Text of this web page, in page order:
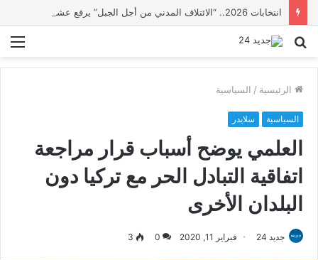
بحث
الرئيسية / السياسية
السياسية سلايدر
العلمي يوضح أسباب قرار مراجعة
اتفاقية التبادل الحر مع تركيا دون
البلدان الأخرى
جديد 24 فبراير 11, 2020 0
3